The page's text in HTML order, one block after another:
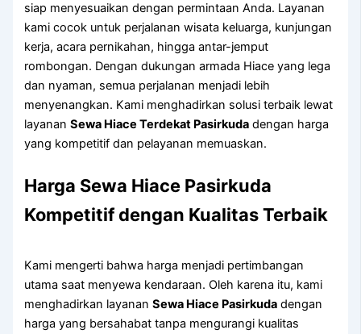
siap menyesuaikan dengan permintaan Anda. Layanan
kami cocok untuk perjalanan wisata keluarga, kunjungan
kerja, acara pernikahan, hingga antar-jemput
rombongan. Dengan dukungan armada Hiace yang lega
dan nyaman, semua perjalanan menjadi lebih
menyenangkan. Kami menghadirkan solusi terbaik lewat
layananSewa Hiace Terdekat Pasirkuda dengan harga
yang kompetitif dan pelayanan memuaskan.
Harga Sewa Hiace Pasirkuda
Kompetitif dengan Kualitas Terbaik
Kami mengerti bahwa harga menjadi pertimbangan
utama saat menyewa kendaraan. Oleh karena itu, kami
menghadirkan layananSewa Hiace Pasirkuda dengan
harga yang bersahabat tanpa mengurangi kualitas